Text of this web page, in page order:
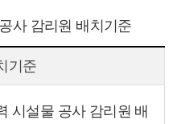
사 감리원 배치기준
기준
시설물 공사 감리원 배